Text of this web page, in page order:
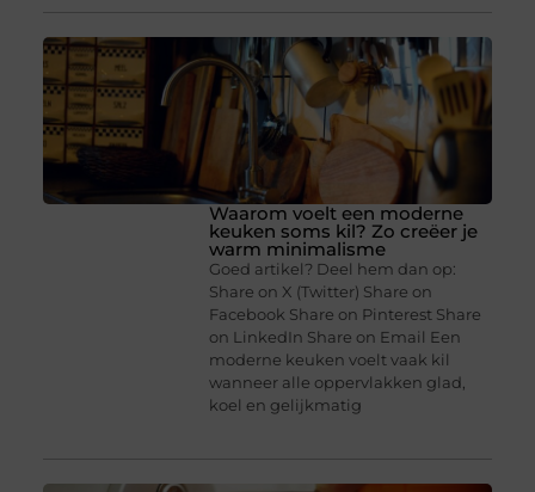
Waarom voelt een moderne
keuken soms kil? Zo creëer je
warm minimalisme
Goed artikel? Deel hem dan op:
Share on X (Twitter) Share on
Facebook Share on Pinterest Share
on LinkedIn Share on Email Een
moderne keuken voelt vaak kil
wanneer alle oppervlakken glad,
koel en gelijkmatig